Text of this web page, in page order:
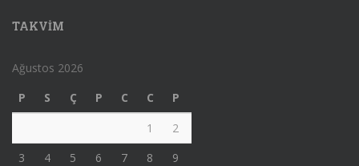
TAKVIM
Ağustos 2026
P
S Ç P C C
P
1
2
3
4 5 6 7 8
9